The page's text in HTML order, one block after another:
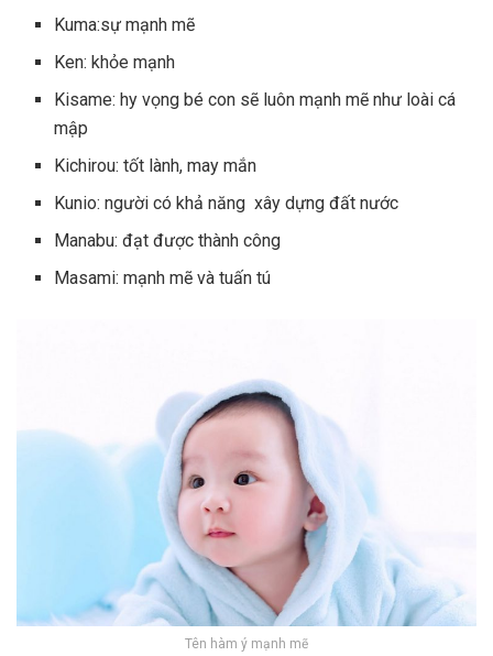
Kuma:sự mạnh mẽ
Ken: khỏe mạnh
Kisame: hy vọng bé con sẽ luôn mạnh mẽ như loài cá
mập
Kichirou: tốt lành, may mắn
Kunio: người có khả năng xây dựng đất nước
Manabu: đạt được thành công
Masami: mạnh mẽ và tuấn tú
Tên hàm ý mạnh mẽ